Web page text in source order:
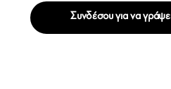
Συνδέσου για να